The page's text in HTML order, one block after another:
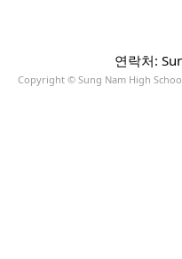
연락처:
Copyright © Sung Nam High